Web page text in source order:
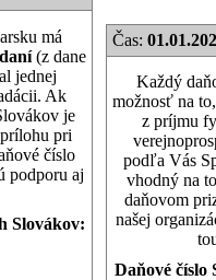
má
(z dane
jednej
Ak
je
pri
číslo
podporu aj
Slovákov:
Čas:
Každý
možnosť na
z príjmu
podľa Vás
vhodný na
daňovom
našej
Daňové číslo